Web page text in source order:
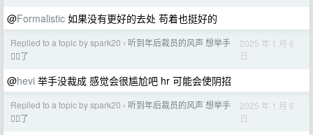
@Formalistic 如果没有更好的去处 苟着也挺好的
Replied to a topic by spark20 › 听到年后裁员的风声 想举手
🙋‍♂️了
2025 年 1 月 6
日
@hevi 举手没裁成 感觉会很尴尬吧 hr 可能会使阴招
Replied to a topic by spark20 › 听到年后裁员的风声 想举手
🙋‍♂️了
2025 年 1 月 6
日